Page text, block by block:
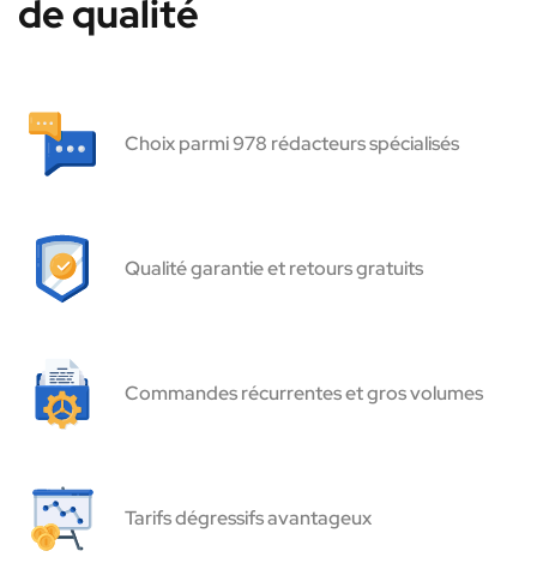
de qualité
Choix parmi 978 rédacteurs spécialisés
Qualité garantie et retours gratuits
Commandes récurrentes et gros volumes
Tarifs dégressifs avantageux